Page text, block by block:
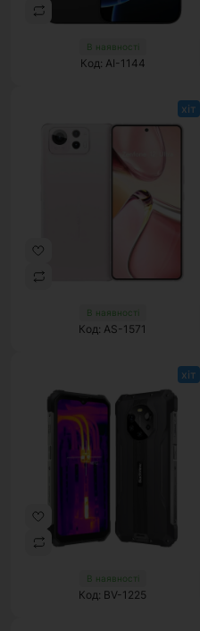
В наявності
Код: AI-1144
хіт
В наявності
Код: AS-1571
хіт
В наявності
Код: BV-1225